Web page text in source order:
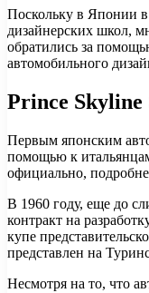
Поскольку в Японии
дизайнерских школ,
обратились за
автомобильного
Prince Skyline
Первым японским
помощью к
официально,
В 1960 году, еще до
контракт на
купе
представлен на
Несмотря на то, что